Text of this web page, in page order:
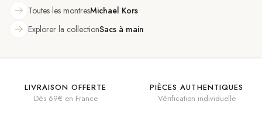
Toutes les montresMichael Kors
Explorer la collectionSacs à main
LIVRAISON OFFERTE
Dès 69€ en France
PIÈCES AUTHENTIQUES
Vérification individuelle